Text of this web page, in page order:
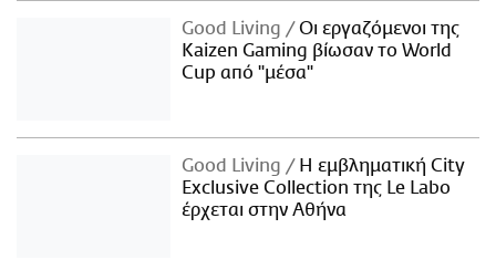
Good Living
Οι εργαζόμενοι της
Kaizen Gaming βίωσαν το World
Cup από "μέσα"
Good Living
Η εμβληματική City
Exclusive Collection της Le Labo
έρχεται στην Αθήνα